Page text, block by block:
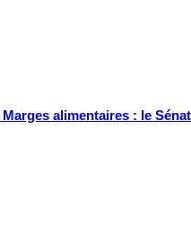
Marges alimentaires : le